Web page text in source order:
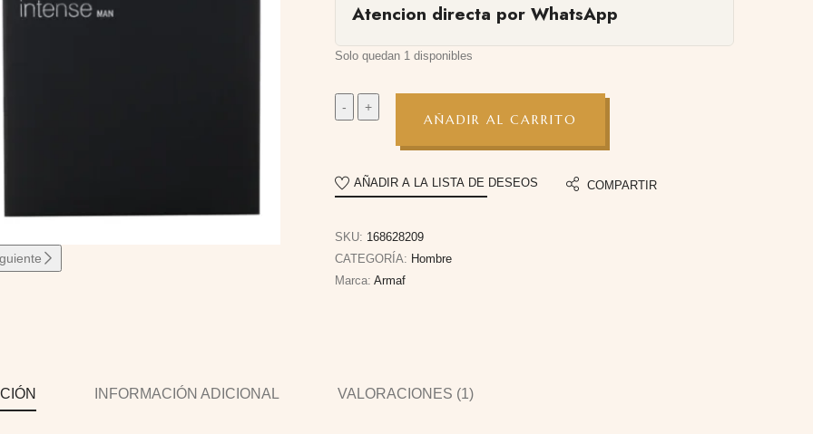
Atencion directa por WhatsApp
Solo quedan 1 disponibles
AÑADIR AL CARRITO
AÑADIR A LA LISTA DE DESEOS COMPARTIR
SKU: 168628209
CATEGORÍA: Hombre
Marca: Armaf
INFORMACIÓN ADICIONAL VALORACIONES (1)